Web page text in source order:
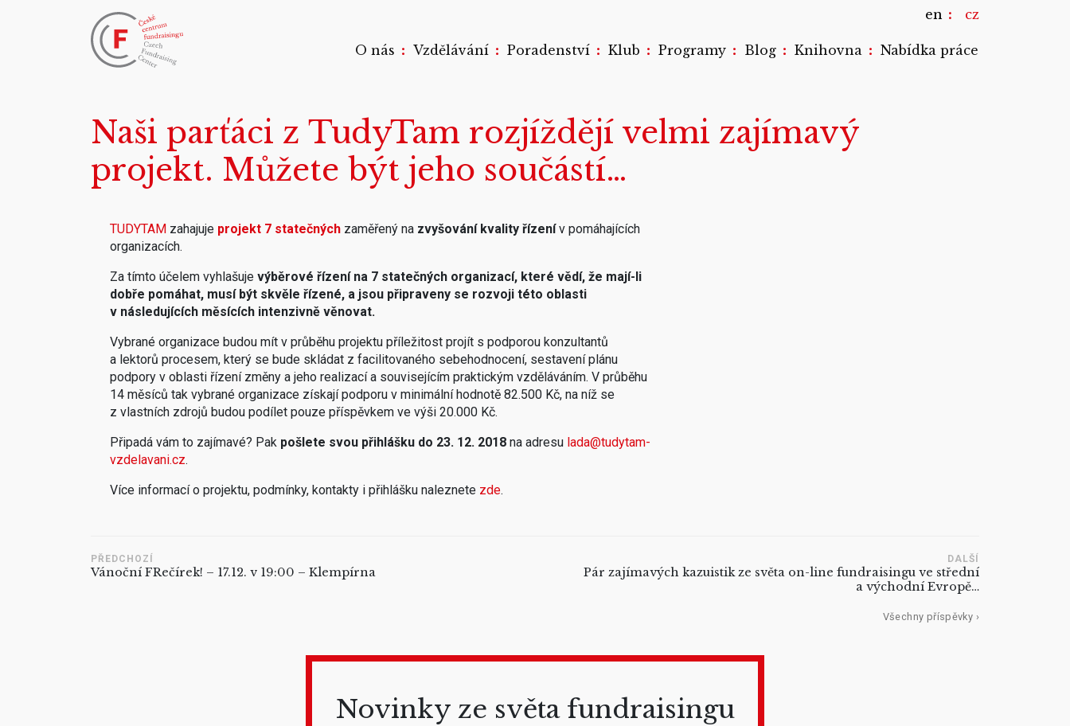
en cz
O nás : Vzdělávání : Poradenství : Klub : Programy : Blog : Knihovna : Nabídka práce
Naši parťáci z TudyTam rozjíždějí velmi zajímavý
projekt. Můžete být jeho součástí…
TUDYTAM zahajuje projekt 7 statečných zaměřený na zvyšování kvality řízenív pomáhajících
organizacích.
Za tímto účelem vyhlašuje výběrové řízení na 7 statečných organizací, které vědí, že mají-li
dobře pomáhat, musí být skvěle řízené, a jsou připraveny se rozvoji této oblasti
v následujících měsících intenzivně věnovat.
Vybrané organizace budou mít v průběhu projektu příležitost projít s podporou konzultantů
a lektorů procesem, který se bude skládat z facilitovaného sebehodnocení, sestavení plánu
podpory v oblasti řízení změny a jeho realizací a souvisejícím praktickým vzděláváním. V průběhu
14 měsíců tak vybrané organizace získají podporu v minimální hodnotě 82.500 Kč, na níž se
z vlastních zdrojů budou podílet pouze příspěvkem ve výši 20.000 Kč.
Připadá vám to zajímavé? Pak pošlete svou přihlášku do 23. 12. 2018 na adresu lada@tudytam-
vzdelavani.cz.
Více informací o projektu, podmínky, kontakty i přihlášku naleznete zde.
PŘEDCHOZÍ
Vánoční FRečírek! – 17.12. v 19:00 – Klempírna
DALŠÍ
Pár zajímavých kazuistik ze světa on-line fundraisingu ve střední
a východní Evropě…
Všechny příspěvky ›
Novinky ze světa fundraisingu